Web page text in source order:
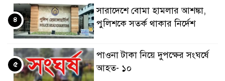
সারাদেশে বোমা হামলার আশঙ্কা,
পুলিশকে সতর্ক থাকার নির্দেশ
৪
পাওনা টাকা নিয়ে দুপক্ষের সংঘর্ষে
আহত- ১০
৫